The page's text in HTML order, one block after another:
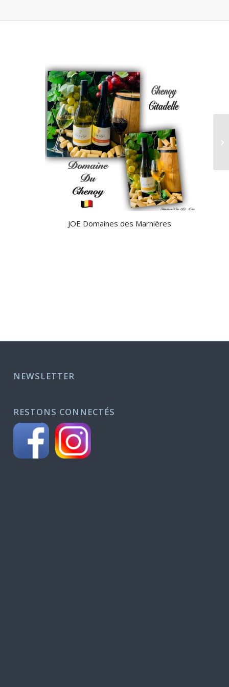
JOE Domaines des Marnières
NEWSLETTER
RESTONS CONNECTÉS